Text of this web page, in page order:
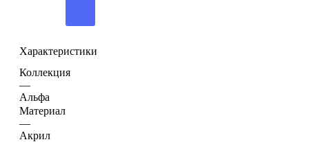
Характеристики
Коллекция
—
Альфа
Материал
—
Акрил